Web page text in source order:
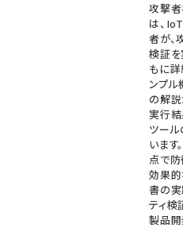
攻撃者
は、
者が、
検証を
もに
ンプ
の解説
実行結
ツー
いま
点で防
効果的
書の
ティ検
製品開